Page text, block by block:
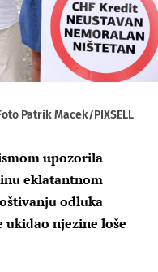
Patrik Macek/PIXSELL
upozorila
eklatantnom
odluka
ukidao njezine loše